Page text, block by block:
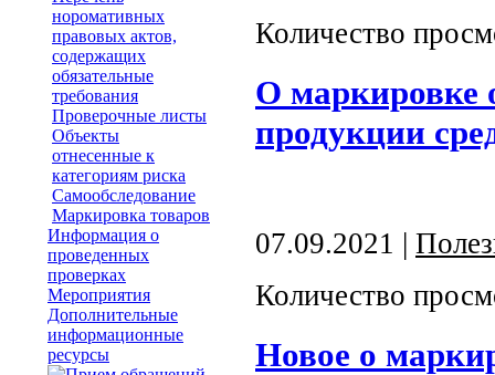
норомативных
правовых актов,
содержащих
обязательные
требования
Проверочные листы
Объекты
отнесенные к
категориям риска
Самообследование
Маркировка товаров
Информация о
проведенных
проверках
Мероприятия
Дополнительные
информационные
ресурсы
Количество
О маркировке
продукции
07.09.2021 |
Количество
Новое о